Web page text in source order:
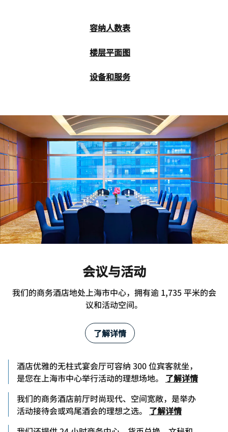
容纳人数表
楼层平面图
设备和服务
会议与活动
我们的商务酒店地处上海市中心，拥有逾 1,735 平米的会
议和活动空间。
了解详情
酒店优雅的无柱式宴会厅可容纳 300 位宾客就坐，
是您在上海市中心举行活动的理想场地。
了解详情
我们的商务酒店前厅时尚现代、空间宽敞，是举办
活动接待会或鸡尾酒会的理想之选。
了解详情